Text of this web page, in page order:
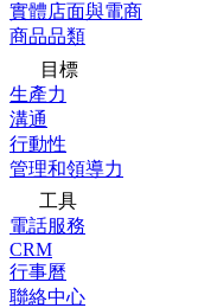
實體店面與電商
商品品類
目標
生產力
溝通
行動性
管理和領導力
工具
電話服務
CRM
行事曆
聯絡中心